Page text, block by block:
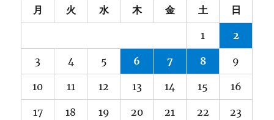
月 火 水 木 金 土 日
1 2
3 4 5 6 7 8 9
10 11 12 13 14 15 16
17 18 19 20 21 22 23